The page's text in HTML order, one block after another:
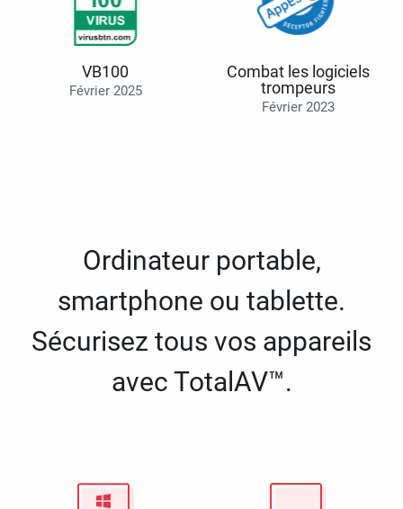
VB100
Février 2025
Combat les logiciels
trompeurs
Février 2023
Ordinateur portable,
smartphone ou tablette.
Sécurisez tous vos appareils
avec TotalAV™.